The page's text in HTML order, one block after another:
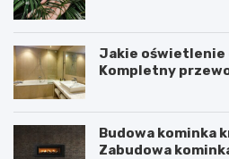
Jakie oświetlenie
Kompletny
Budowa kominka
Zabudowa